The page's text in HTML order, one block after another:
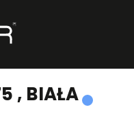
, BIAŁA